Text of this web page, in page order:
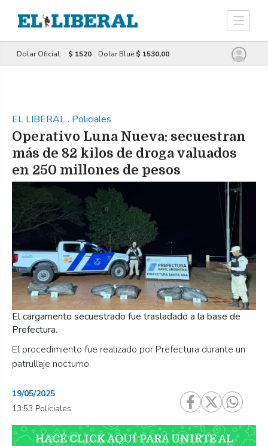
Dolar Oficial: $ 1520 Dolar Blue:$ 1530,00
EL LIBERAL. Policiales
Operativo Luna Nueva: secuestran
más de 82 kilos de droga valuados
en 250 millones de pesos
El procedimiento fue realizado por Prefectura durante un
patrullaje nocturno.
El cargamento secuestrado fue trasladado a la base de
Prefectura.
19/05/2025
13:53 Policiales
HACÉ CLICK AQUÍ PARA UNIRTE AL